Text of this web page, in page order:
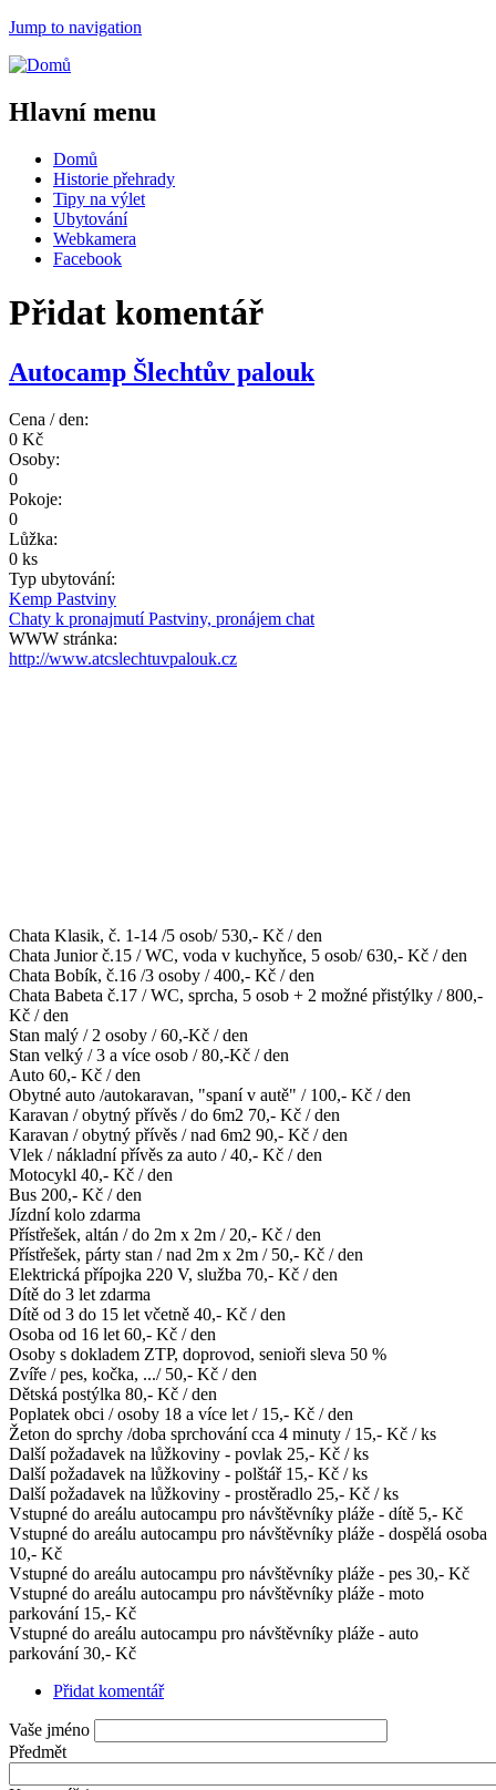
Jump to navigation
Hlavní menu
Domů
Historie přehrady
Tipy na výlet
Ubytování
Webkamera
Facebook
Přidat komentář
Autocamp Šlechtův palouk
Cena / den:
0 Kč
Osoby:
0
Pokoje:
0
Lůžka:
0 ks
Typ ubytování:
Kemp Pastviny
Chaty k pronajmutí Pastviny, pronájem chat
WWW stránka:
http://www.atcslechtuvpalouk.cz
Chata Klasik, č. 1-14 /5 osob/ 530,- Kč / den
Chata Junior č.15 / WC, voda v kuchyňce, 5 osob/ 630,- Kč / den
Chata Bobík, č.16 /3 osoby / 400,- Kč / den
Chata Babeta č.17 / WC, sprcha, 5 osob + 2 možné přistýlky / 800,-
Kč / den
Stan malý / 2 osoby / 60,-Kč / den
Stan velký / 3 a více osob / 80,-Kč / den
Auto 60,- Kč / den
Obytné auto /autokaravan, "spaní v autě" / 100,- Kč / den
Karavan / obytný přívěs / do 6m2 70,- Kč / den
Karavan / obytný přívěs / nad 6m2 90,- Kč / den
Vlek / nákladní přívěs za auto / 40,- Kč / den
Motocykl 40,- Kč / den
Bus 200,- Kč / den
Jízdní kolo zdarma
Přístřešek, altán / do 2m x 2m / 20,- Kč / den
Přístřešek, párty stan / nad 2m x 2m / 50,- Kč / den
Elektrická přípojka 220 V, služba 70,- Kč / den
Dítě do 3 let zdarma
Dítě od 3 do 15 let včetně 40,- Kč / den
Osoba od 16 let 60,- Kč / den
Osoby s dokladem ZTP, doprovod, senioři sleva 50 %
Zvíře / pes, kočka, .../ 50,- Kč / den
Dětská postýlka 80,- Kč / den
Poplatek obci / osoby 18 a více let / 15,- Kč / den
Žeton do sprchy /doba sprchování cca 4 minuty / 15,- Kč / ks
Další požadavek na lůžkoviny - povlak 25,- Kč / ks
Další požadavek na lůžkoviny - polštář 15,- Kč / ks
Další požadavek na lůžkoviny - prostěradlo 25,- Kč / ks
Vstupné do areálu autocampu pro návštěvníky pláže - dítě 5,- Kč
Vstupné do areálu autocampu pro návštěvníky pláže - dospělá osoba
10,- Kč
Vstupné do areálu autocampu pro návštěvníky pláže - pes 30,- Kč
Vstupné do areálu autocampu pro návštěvníky pláže - moto
parkování 15,- Kč
Vstupné do areálu autocampu pro návštěvníky pláže - auto
parkování 30,- Kč
Přidat komentář
Vaše jméno
Předmět